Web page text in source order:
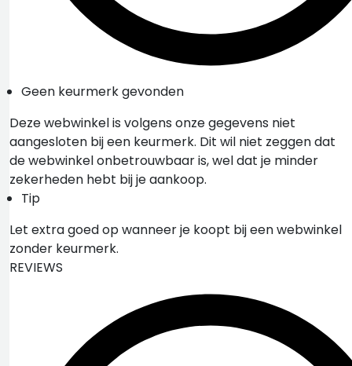
Geen keurmerk gevonden
Deze webwinkel is volgens onze gegevens niet
aangesloten bij een keurmerk. Dit wil niet zeggen dat
de webwinkel onbetrouwbaar is, wel dat je minder
zekerheden hebt bij je aankoop.
Tip
Let extra goed op wanneer je koopt bij een webwinkel
zonder keurmerk.
REVIEWS